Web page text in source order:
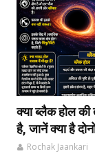
क्या ब्लैक होल की‌
है, जानें क्या है
Rochak Jaankari